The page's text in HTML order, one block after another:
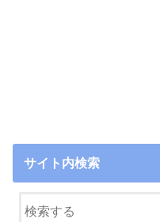
サイト内検索